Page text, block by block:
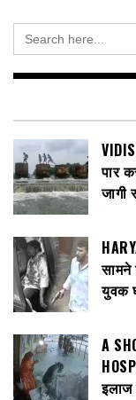
Search
for:
पार
जागी
सामने
युवक
A
इलाज